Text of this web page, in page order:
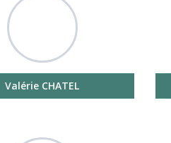
Valérie CHATEL